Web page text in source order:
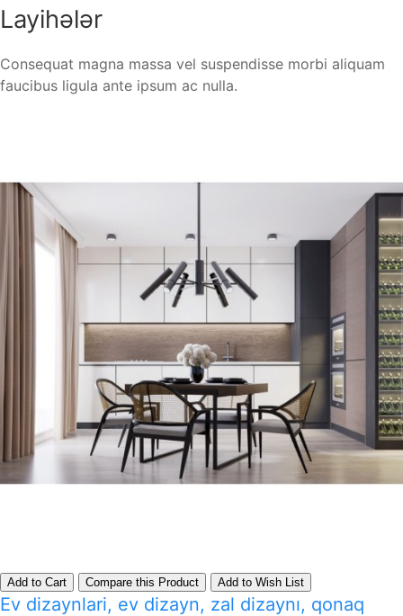
Layihələr
Consequat magna massa vel suspendisse morbi aliquam
faucibus ligula ante ipsum ac nulla.
Add to Cart Compare this Product Add to Wish List
Ev dizaynlari, ev dizayn, zal dizaynı, qonaq